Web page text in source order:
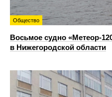
Общество
Восьмое судно «Метеор-
в Нижегородской области